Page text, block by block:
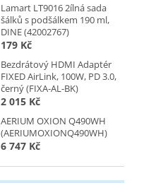
Lamart LT9016 2ílná sada
šálků s podšálkem 190 ml,
DINE (42002767)
179 Kč
Bezdrátový HDMI Adaptér
FIXED AirLink, 100W, PD 3.0,
černý (FIXA-AL-BK)
2 015 Kč
AERIUM OXION Q490WH
(AERIUMOXIONQ490WH)
6 747 Kč